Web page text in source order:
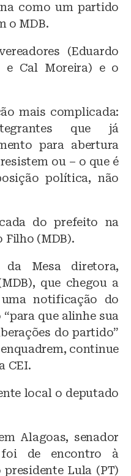
como um partido
o MDB.
(Eduardo
e Cal Moreira) e o
mais complicada:
que já
para abertura
ou – o que é
política, não
do prefeito na
Filho (MDB).
Mesa diretora,
que chegou a
notificação do
que alinhe sua
do partido”
continue
CEI.
local o deputado
Alagoas, senador
foi de encontro à
Lula (PT)